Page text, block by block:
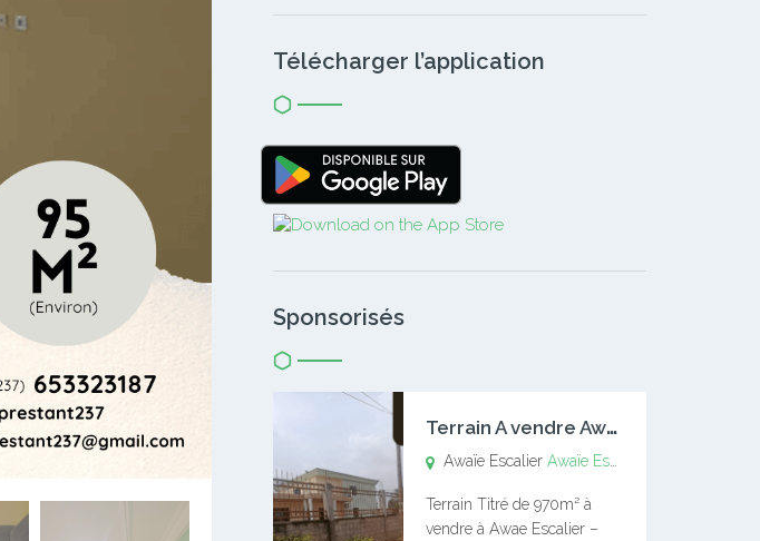
Télécharger l’application
Sponsorisés
T
errain A vendre Awaïe Escalier
Awaïe EscalierAwaïe Escalier
Terrain Titré de 970m² à
vendre à Awae Escalier –